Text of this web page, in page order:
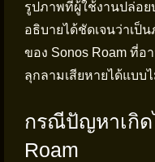
รูปภาพที่ผู้ใช้งานปล่อย
อธิบายได้ชัดเจนว่าเป็
ของ Sonos Roam ที่อ
ลุกลามเสียหายได้แบบ
กรณีปัญหาเกิด
Roam